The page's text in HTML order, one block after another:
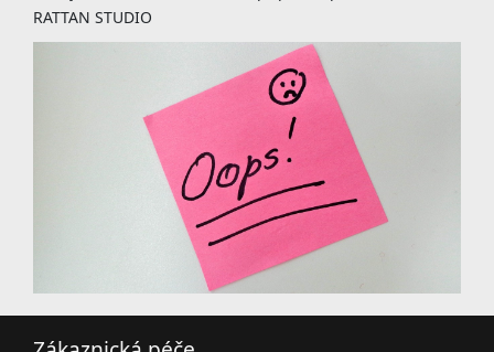
RATTAN STUDIO